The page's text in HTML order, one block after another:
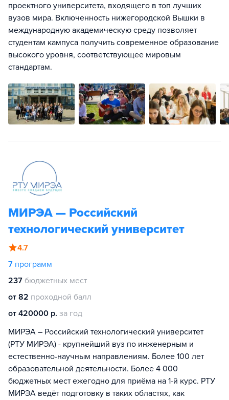
проектного университета, входящего в топ лучших
вузов мира. Включенность нижегородской Вышки в
международную академическую среду позволяет
студентам кампуса получить современное образование
высокого уровня, соответствующее мировым
стандартам.
МИРЭА — Российский
технологический университет
4.7
7 программ
237 бюджетных мест
от 82 проходной балл
от 420000 р. за год
МИРЭА – Российский технологический университет
(РТУ МИРЭА) - крупнейший вуз по инженерным и
естественно-научным направлениям. Более 100 лет
образовательной деятельности. Более 4 000
бюджетных мест ежегодно для приёма на 1-й курс. РТУ
МИРЭА ведёт подготовку в таких областях, как